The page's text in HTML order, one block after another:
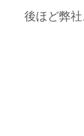
後ほど弊社